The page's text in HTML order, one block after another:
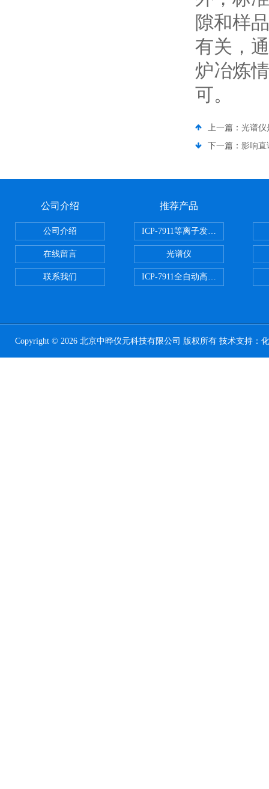
隙和样
有关，
炉冶炼
可。
上一篇： 光谱仪
下一篇： 影响直
公司介绍
公司介绍
在线留言
联系我们
推荐产品
ICP-7911等离子发射光谱
光谱仪
ICP-7911全自动高压开关电源供
Copyright © 2026 北京中晔仪元科技有限公司 版权所有 技术支持：